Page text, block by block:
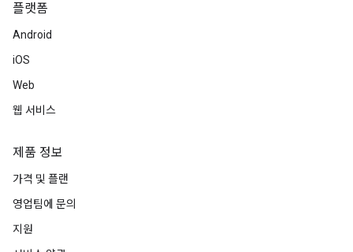
플랫폼
Android
iOS
Web
웹 서비스
제품 정보
가격 및 플랜
영업팀에 문의
지원